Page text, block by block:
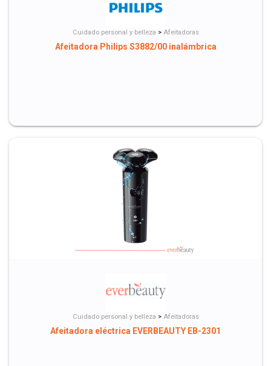
Cuidado personal y belleza >Afeitadoras
Afeitadora Philips S3882/00 inalámbrica
Cuidado personal y belleza >Afeitadoras
Afeitadora eléctrica EVERBEAUTY EB-2301